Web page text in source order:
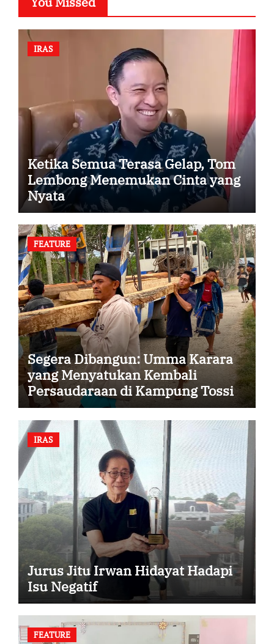
IRAS
Ketika Semua Terasa Gelap, Tom
Lembong Menemukan Cinta yang
Nyata
FEATURE
Segera Dibangun: Umma Karara
yang Menyatukan Kembali
Persaudaraan di Kampung Tossi
IRAS
Jurus Jitu Irwan Hidayat Hadapi
Isu Negatif
FEATURE